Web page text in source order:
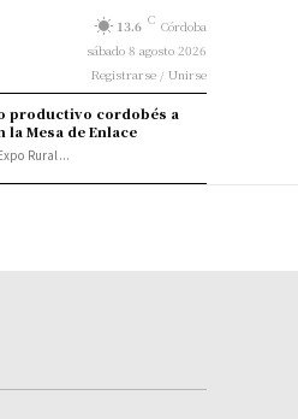
13.6 C Córdoba
sábado 8 agosto 2026
Registrarse / Unirse
productivo cordobés a
Mesa de Enlace
Rural...